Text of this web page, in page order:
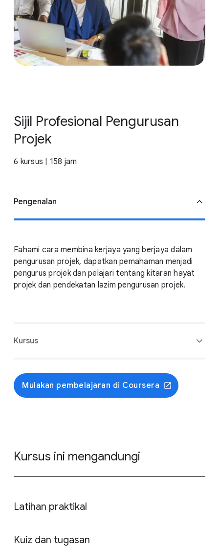
Sijil Profesional Pengurusan
Projek
6 kursus | 158 jam
Pengenalan
Fahami cara membina kerjaya yang berjaya dalam
pengurusan projek, dapatkan pemahaman menjadi
pengurus projek dan pelajari tentang kitaran hayat
projek dan pendekatan lazim pengurusan projek.
Kursus
Pengenalan kepada Pengurusan Projek
Mengaplikasikan Pengurusan Projek dalam Kerjaya
Mulakan pembelajaran di Coursera
Kursus ini mengandungi
Latihan praktikal
Kuiz dan tugasan